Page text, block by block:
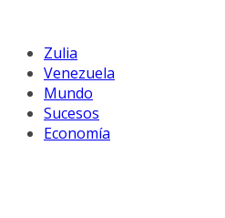
Zulia
Venezuela
Mundo
Sucesos
Economía